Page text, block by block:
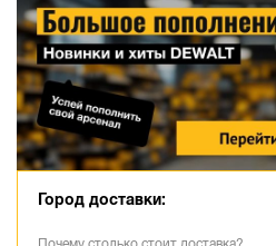
Город доставки: